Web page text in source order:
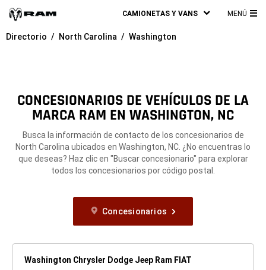
CAMIONETAS Y VANS MENÚ
Directorio North Carolina Washington
CONCESIONARIOS DE VEHÍCULOS DE LA
MARCA RAM EN WASHINGTON, NC
Busca la información de contacto de los concesionarios de
North Carolina ubicados en Washington, NC. ¿No encuentras lo
que deseas? Haz clic en "Buscar concesionario" para explorar
todos los concesionarios por código postal.
Concesionarios
Washington Chrysler Dodge Jeep Ram FIAT